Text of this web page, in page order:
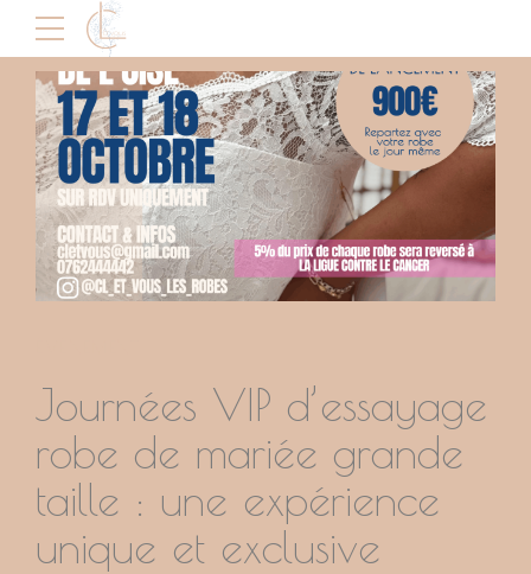
Journées VIP d’essayage
robe de mariée grande
taille : une expérience
unique et exclusive